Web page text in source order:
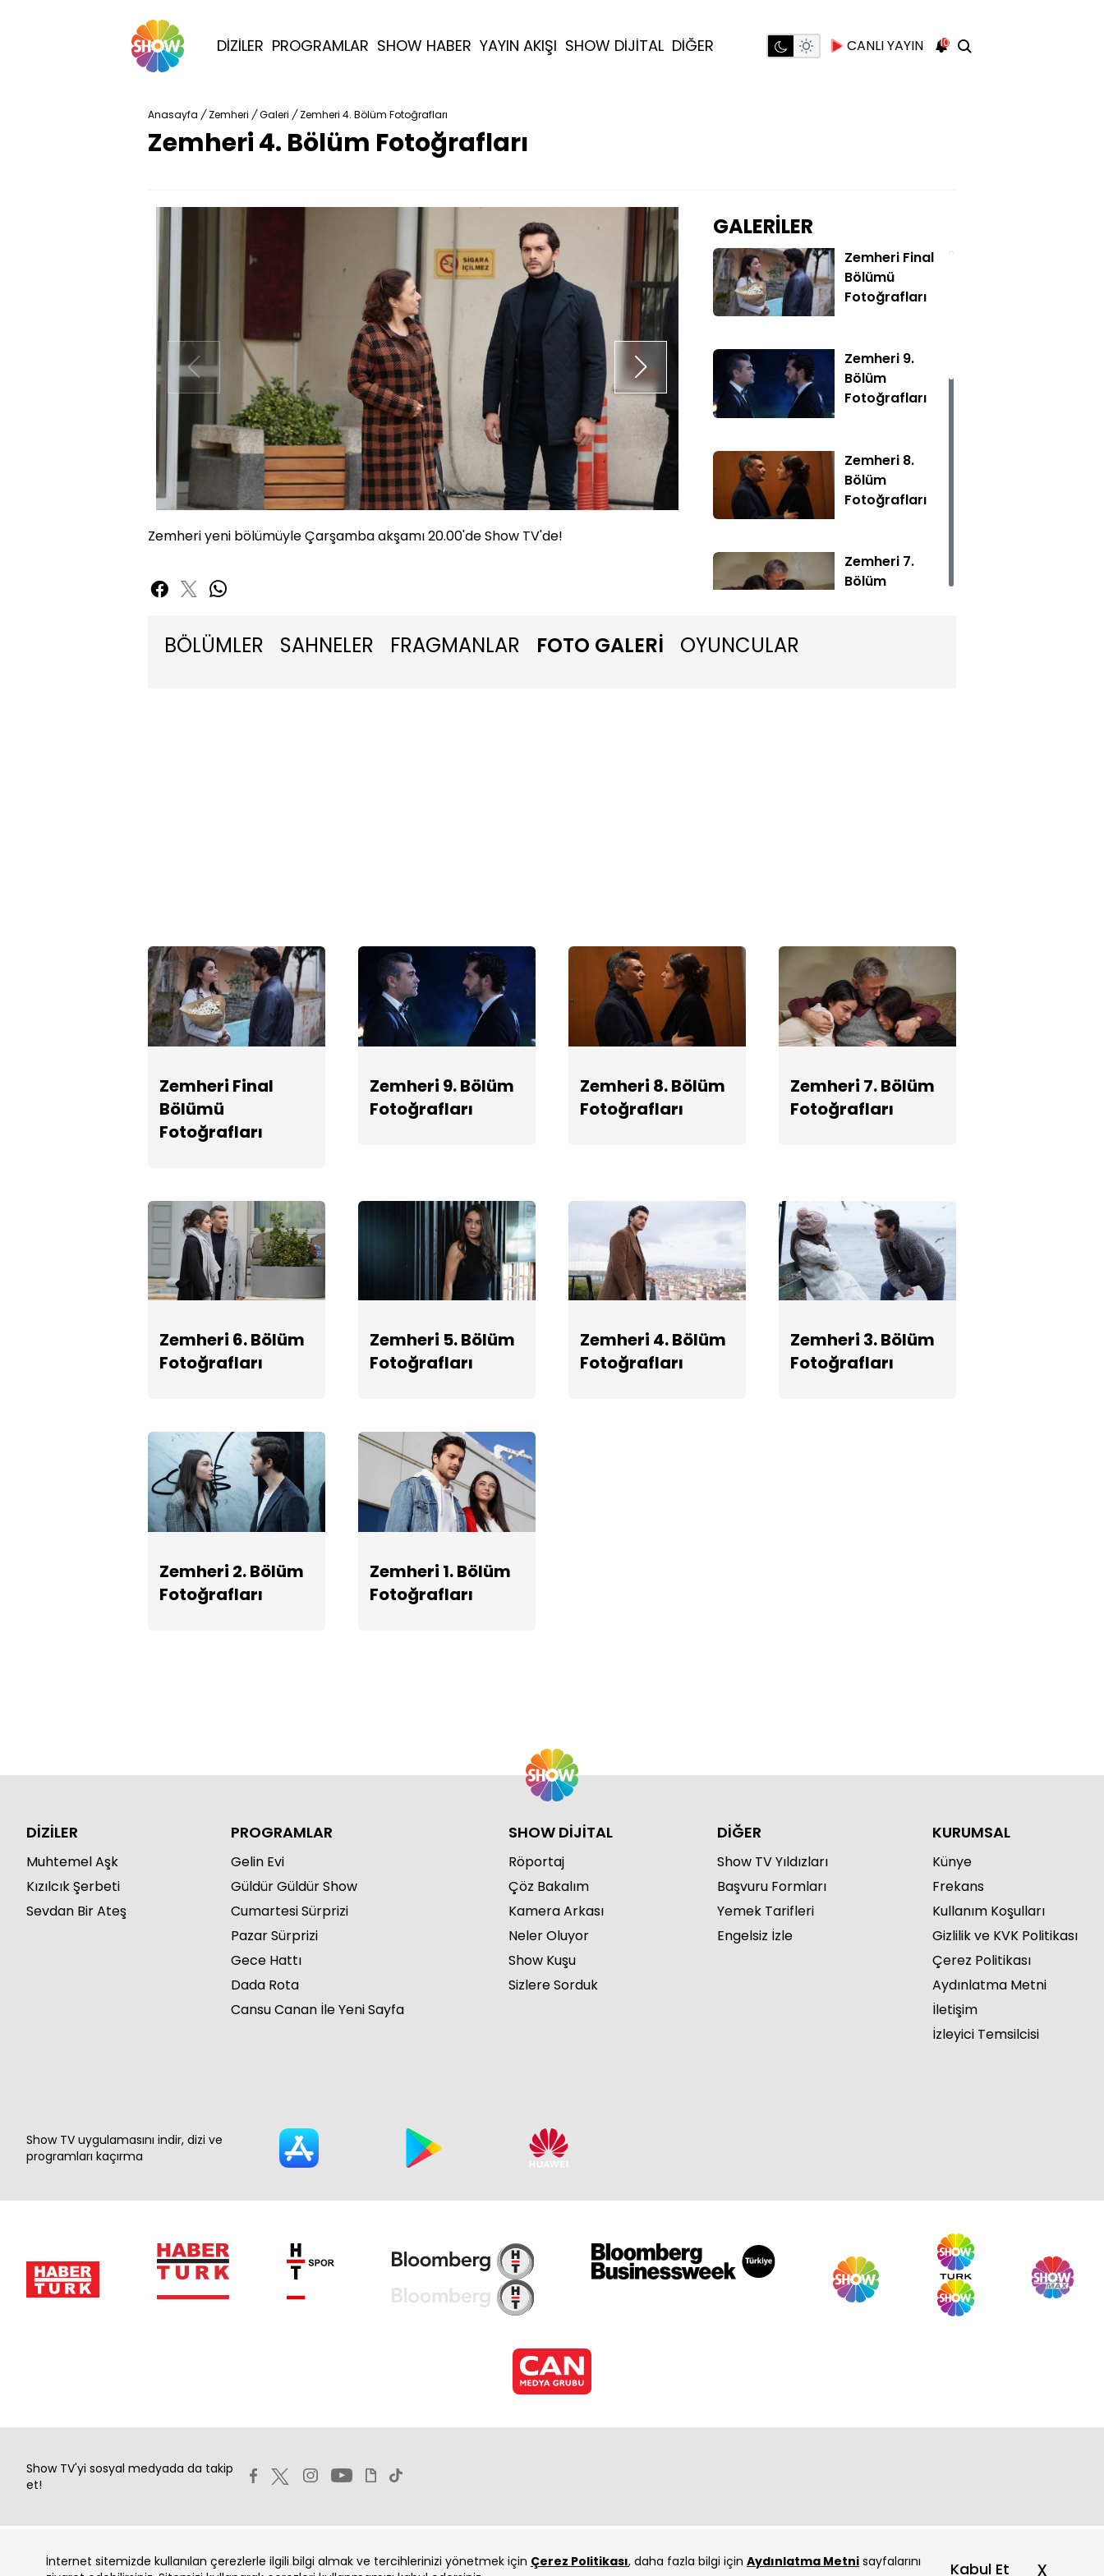
DİZİLER PROGRAMLAR SHOW HABER YAYIN AKIŞI SHOW DİJİTAL DİĞER CANLI YAYIN 10
Anasayfa / Zemheri / Galeri / Zemheri 4. Bölüm Fotoğrafları
Zemheri 4. Bölüm Fotoğrafları
Zemheri yeni bölümüyle Çarşamba akşamı 20.00'de Show TV'de!
GALERİLER
Zemheri Final
Bölümü
Fotoğrafları
Zemheri 9.
Bölüm
Fotoğrafları
Zemheri 8.
Bölüm
Fotoğrafları
Zemheri 7.
Bölüm
Zemheri 2.
Bölüm
Fotoğrafları
Bölüm
Fotoğrafları
BÖLÜMLER SAHNELER FRAGMANLAR FOTO GALERİ OYUNCULAR
Zemheri Final
Bölümü
Fotoğrafları
Zemheri 9. Bölüm
Fotoğrafları
Zemheri 8. Bölüm
Fotoğrafları
Zemheri 7. Bölüm
Fotoğrafları
Zemheri 6. Bölüm
Fotoğrafları
Zemheri 5. Bölüm
Fotoğrafları
Zemheri 4. Bölüm
Fotoğrafları
Zemheri 3. Bölüm
Fotoğrafları
Zemheri 2. Bölüm
Fotoğrafları
Zemheri 1. Bölüm
Fotoğrafları
İnternet sitemizde kullanılan çerezlerle ilgili bilgi almak ve tercihlerinizi yönetmek için Çerez Politikası, daha fazla bilgi için Aydınlatma Metni sayfalarını
Kabul Et x
DİZİLER
Muhtemel Aşk
Kızılcık Şerbeti
Sevdan Bir Ateş
PROGRAMLAR
Gelin Evi
Güldür Güldür Show
Cumartesi Sürprizi
Pazar Sürprizi
Gece Hattı
Dada Rota
Cansu Canan İle Yeni Sayfa
SHOW DİJİTAL
Röportaj
Çöz Bakalım
Kamera Arkası
Neler Oluyor
Show Kuşu
Sizlere Sorduk
DİĞER
Show TV Yıldızları
Başvuru Formları
Yemek Tarifleri
Engelsiz İzle
KURUMSAL
Künye
Frekans
Kullanım Koşulları
Gizlilik ve KVK Politikası
Çerez Politikası
Aydınlatma Metni
İletişim
İzleyici Temsilcisi
Show TV uygulamasını indir, dizi ve
programları kaçırma
Show TV'yi sosyal medyada da takip
et!
Copyright 2026 Show Televizyon Yayıncılık A.Ş.